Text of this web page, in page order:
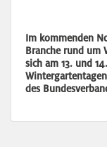
Im kommenden
Branche rund um
sich am 13. und
des